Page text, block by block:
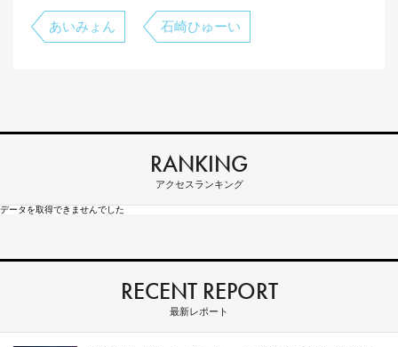
あいみょん 石崎ひゅーい
RANKING
アクセスランキング
データを取得できませんでした
RECENT REPORT
最新レポート